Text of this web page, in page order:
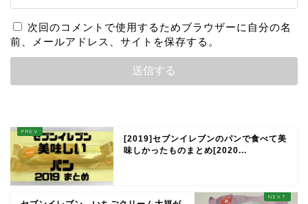
次回のコメントで使用するためブラウザーに自分の名
前、メールアドレス、サイトを保存する。
[2019]セブンイレブンのパンで食べて美
味しかったものまとめ[2020...